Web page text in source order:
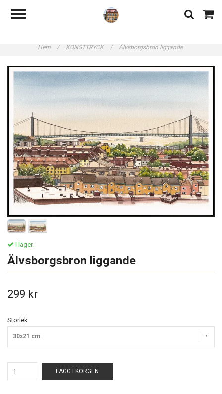
Hem / KONSTTRYCK / Älvsborgsbron liggande
I lager.
Älvsborgsbron liggande
299 kr
Storlek
30x21 cm
LÄGG I KORGEN